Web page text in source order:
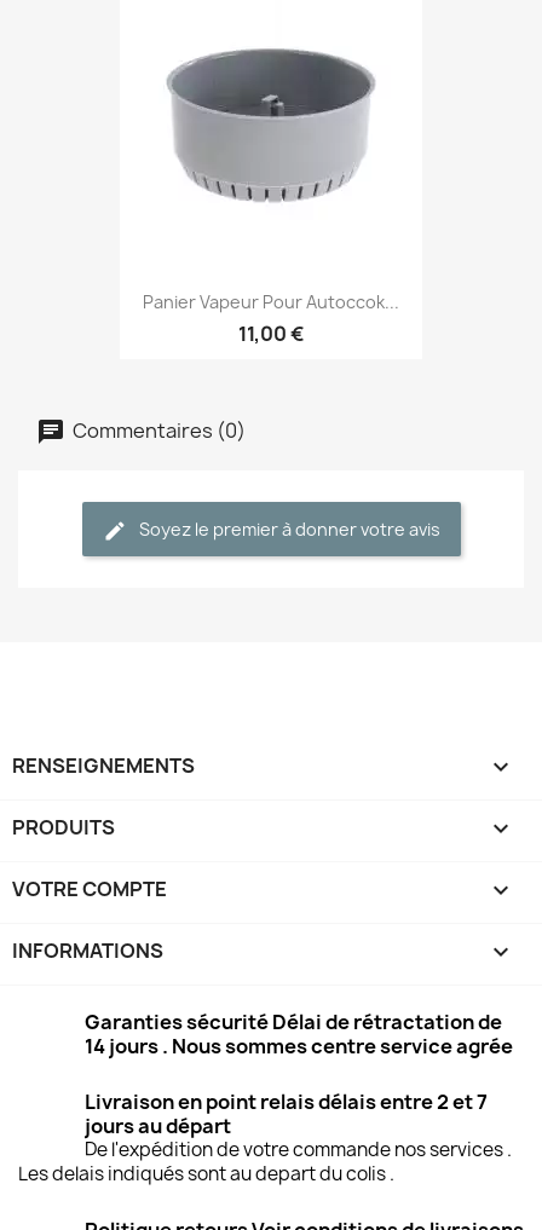
Panier Vapeur Pour Autoccok...
11,00 €
Commentaires (0)
Soyez le premier à donner votre avis
RENSEIGNEMENTS 
PRODUITS 
VOTRE COMPTE 
INFORMATIONS keyboard_arrow_down
Garanties sécurité Délai de rétractation de
14 jours . Nous sommes centre service agrée
Livraison en point relais délais entre 2 et 7
jours au départ
De l'expédition de votre commande nos services .
Les delais indiqués sont au depart du colis .